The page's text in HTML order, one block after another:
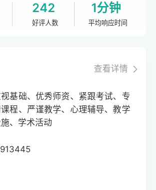
242
好评人数
1分钟
平均响应时间
查看详情
基础、优秀师资、紧跟考试、专
程、严谨教学、心理辅导、教学
、学术活动